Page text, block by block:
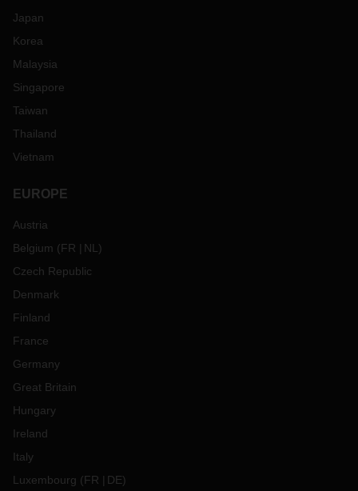
Japan
Korea
Malaysia
Singapore
Taiwan
Thailand
Vietnam
EUROPE
Austria
Belgium (FR NL )
Czech Republic
Denmark
Finland
France
Germany
Great Britain
Hungary
Ireland
Italy
Luxembourg (FR DE)